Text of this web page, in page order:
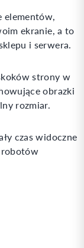
elementów,
ekranie, a to
i serwera.
strony w
obrazki
rozmiar.
czas widoczne
robotów